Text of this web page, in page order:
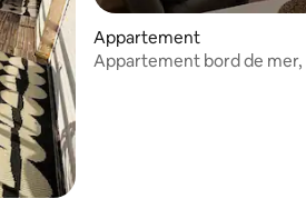
Appartement
Appartement bord de mer,